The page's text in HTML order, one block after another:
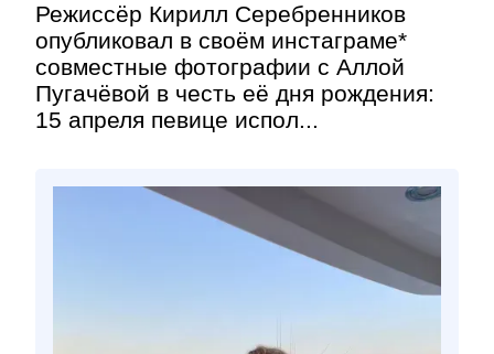
Режиссёр Кирилл Серебренников
опубликовал в своём инстаграме*
совместные фотографии с Аллой
Пугачёвой в честь её дня рождения:
15 апреля певице испол...